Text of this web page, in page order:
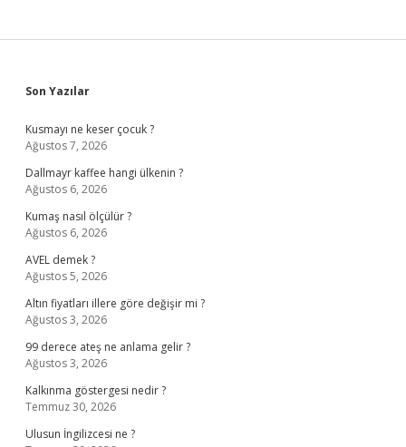
Sidebar
Son Yazılar
Kusmayı ne keser çocuk ?
Ağustos 7, 2026
Dallmayr kaffee hangi ülkenin ?
Ağustos 6, 2026
Kumaş nasıl ölçülür ?
Ağustos 6, 2026
AVEL demek ?
Ağustos 5, 2026
Altın fiyatları illere göre değişir mi ?
Ağustos 3, 2026
99 derece ateş ne anlama gelir ?
Ağustos 3, 2026
Kalkınma göstergesi nedir ?
Temmuz 30, 2026
Ulusun İngilizcesi ne ?